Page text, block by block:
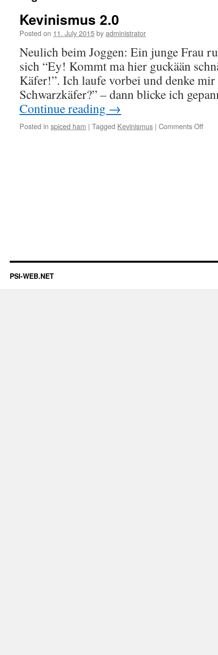
Kevinismus 2.0
Posted on 11. July 2015byadministrator
Neulich beim Joggen: Ein junge Frau
sich “Ey! Kommt ma hier guckään
Käfer!”. Ich laufe vorbei und denke
Schwarzkäfer?” – dann blicke ich
Continue reading →
Posted in spiced ham | Tagged Kevinismus | Comments Offon
PSI-WEB.NET